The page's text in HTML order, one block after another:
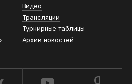
Видео
Трансляции
Турнирные таблицы
Архив новостей